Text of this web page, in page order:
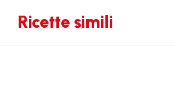
Ricette simili